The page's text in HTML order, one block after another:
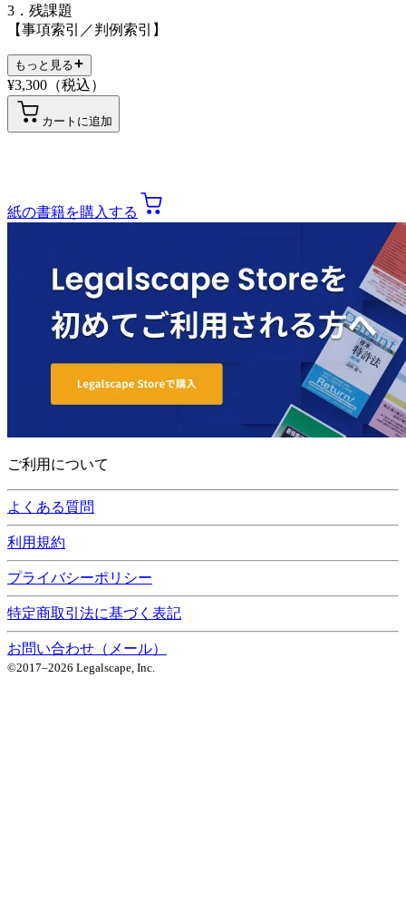
3．残課題
【事項索引／判例索引】
もっと見る
¥3,300 （税込）
カートに追加
紙の書籍を購入する
ご利用について
よくある質問
利用規約
プライバシーポリシー
特定商取引法に基づく表記
お問い合わせ（メール）
©2017–2026 Legalscape, Inc.